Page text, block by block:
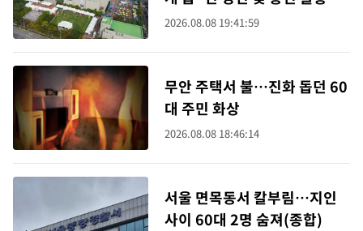
2026.08.08 19:41:59
무안 주택서 불…진화 돕던 60
대 주민 화상
2026.08.08 18:46:14
서울 면목동서 칼부림…지인
사이 60대 2명 숨져(종합)